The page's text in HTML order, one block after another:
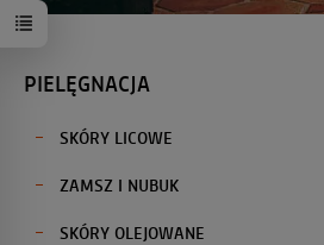
PIELĘGNACJA
SKÓRY LICOWE
ZAMSZ I NUBUK
SKÓRY OLEJOWANE